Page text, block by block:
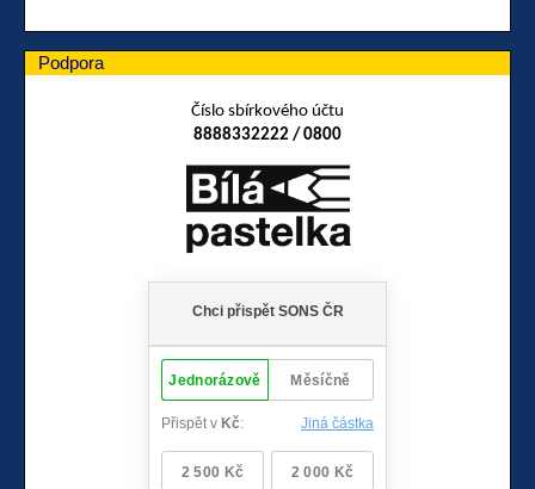
Podpora
Číslo sbírkového účtu
8888332222 / 0800